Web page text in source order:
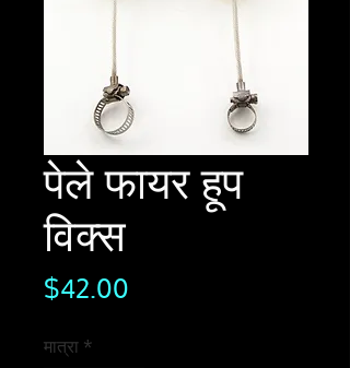
पेले फायर हूप
विक्स
$42.00
मात्रा *